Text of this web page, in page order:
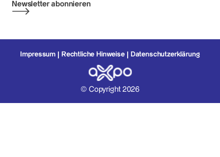
Newsletter abonnieren
Impressum Rechtliche Hinweise Datenschutzerklärung
© Copyright 2026